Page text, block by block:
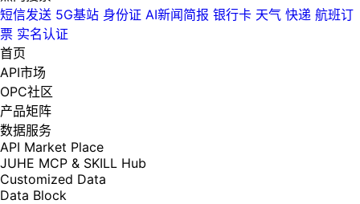
短信发送 5G基站 身份证 AI新闻简报 银行卡 天气 快递 航班订
票 实名认证
首页
API市场
OPC社区
产品矩阵
数据服务
API Market Place
JUHE MCP & SKILL Hub
Customized Data
Data Block